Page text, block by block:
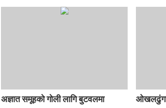
अज्ञात समूहको गोली लागि बुटवलमा